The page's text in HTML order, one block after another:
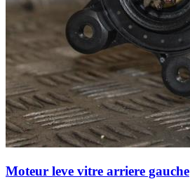
Moteur leve vitre arriere gauche